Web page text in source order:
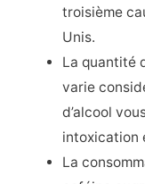
troisième
Unis.
La quantité
varie
d’alcool
intoxication
La